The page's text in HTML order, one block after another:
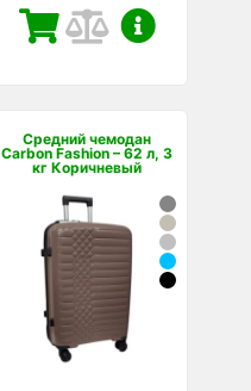
Средний чемодан
Carbon Fashion – 62 л, 3
кг Коричневый